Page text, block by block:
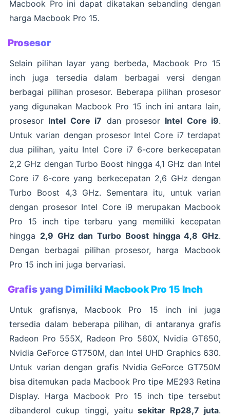
Macbook Pro ini dapat dikatakan sebanding dengan
harga Macbook Pro 15.
Prosesor
Selain pilihan layar yang berbeda, Macbook Pro 15
inch juga tersedia dalam berbagai versi dengan
berbagai pilihan prosesor. Beberapa pilihan prosesor
yang digunakan Macbook Pro 15 inch ini antara lain,
prosesor Intel Core i7 dan prosesor Intel Core i9.
Untuk varian dengan prosesor Intel Core i7 terdapat
dua pilihan, yaitu Intel Core i7 6-core berkecepatan
2,2 GHz dengan Turbo Boost hingga 4,1 GHz dan Intel
Core i7 6-core yang berkecepatan 2,6 GHz dengan
Turbo Boost 4,3 GHz. Sementara itu, untuk varian
dengan prosesor Intel Core i9 merupakan Macbook
Pro 15 inch tipe terbaru yang memiliki kecepatan
hingga 2,9 GHz dan Turbo Boost hingga 4,8 GHz.
Dengan berbagai pilihan prosesor, harga Macbook
Pro 15 inch ini juga bervariasi.
Grafis yang Dimiliki Macbook Pro 15 Inch
Untuk grafisnya, Macbook Pro 15 inch ini juga
tersedia dalam beberapa pilihan, di antaranya grafis
Radeon Pro 555X, Radeon Pro 560X, Nvidia GT650,
Nvidia GeForce GT750M, dan Intel UHD Graphics 630.
Untuk varian dengan grafis Nvidia GeForce GT750M
bisa ditemukan pada Macbook Pro tipe ME293 Retina
Display. Harga Macbook Pro 15 inch tipe tersebut
dibanderol cukup tinggi, yaitusekitar Rp28,7 juta.